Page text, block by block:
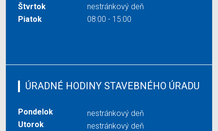
Štvrtok
nestránkový deň
Piatok
08:00 - 15:00
ÚRADNÉ HODINY STAVEBNÉHO ÚRADU
Pondelok
nestránkový deň
Utorok
nestránkový deň